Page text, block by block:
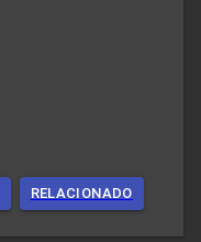
RELACIONADO